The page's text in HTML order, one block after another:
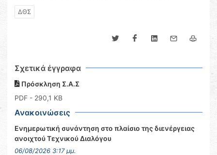
ΔΘΣ
Σχετικά έγγραφα
Πρόσκληση Σ.Α.Σ
PDF - 290,1 KB
Ανακοινώσεις
Ενημερωτική συνάντηση στο πλαίσιο της διενέργειας
ανοιχτού Τεχνικού Διαλόγου
06/08/2026 3:17 μμ.